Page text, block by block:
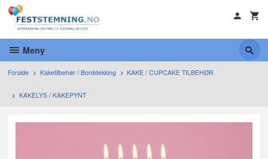
Gå
innholdet
Meny
Forside Kaketilbehør / Borddekking KAKE / CUPCAKE TILBEHØR
KAKELYS / KAKEPYNT